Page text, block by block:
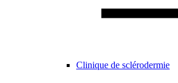
Clinique de sclérodermie